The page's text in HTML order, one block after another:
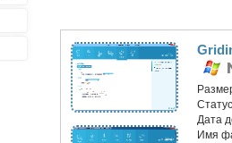
Дата
Имя